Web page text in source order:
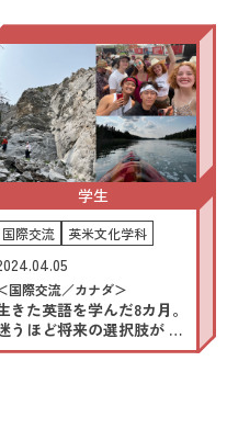
お問い合わせ
学生
国際交流 英米文化学科
国際交流／カナダ＞
きた英語を学んだ8カ月。
うほど将来の選択肢が 増
ました。